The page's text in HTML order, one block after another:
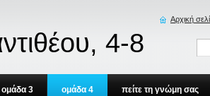
4-8
ομάδα 3 ομάδα 4 πείτε τη γνώμη σας
Αρχική